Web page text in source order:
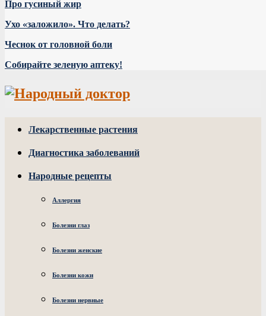
Про гусиный жир
Ухо «заложило». Что делать?
Чеснок от головной боли
Собирайте зеленую аптеку!
Лекарственные растения
Диагностика заболеваний
Народные рецепты
Аллергия
Болезни глаз
Болезни женские
Болезни кожи
Болезни нервные